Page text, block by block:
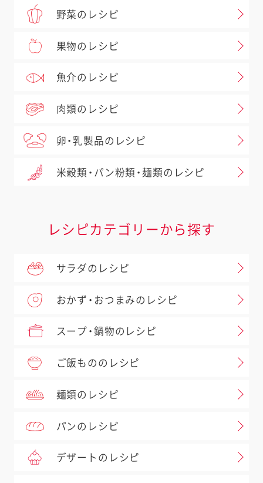
野菜のレシピ
果物のレシピ
魚介のレシピ
肉類のレシピ
卵・乳製品のレシピ
米穀類・パン粉類・麺類のレシピ
レシピカテゴリーから探す
サラダのレシピ
おかず・おつまみのレシピ
スープ・鍋物のレシピ
ご飯もののレシピ
麺類のレシピ
パンのレシピ
デザートのレシピ